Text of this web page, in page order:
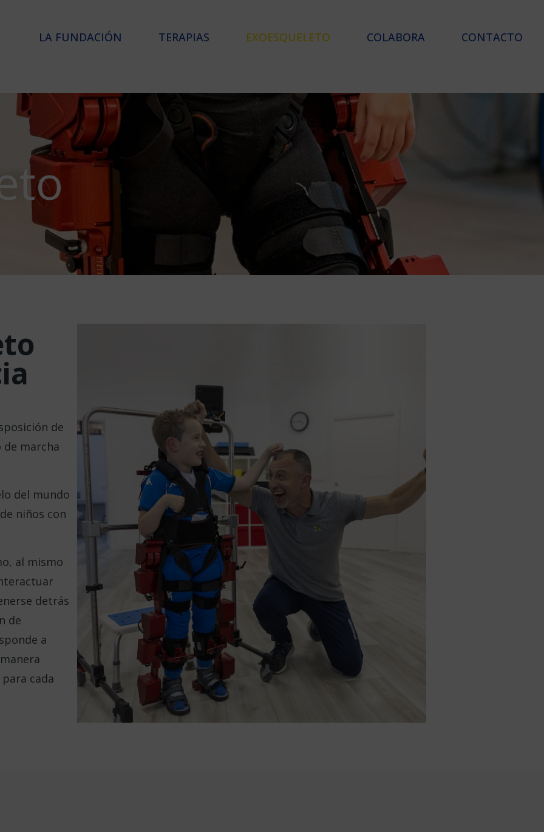
LA FUNDACIÓN TERAPIAS EXOESQUELETO COLABORA CONTACTO
de
marcha
del mundo
niños con
al mismo
detrás
de
a
cada